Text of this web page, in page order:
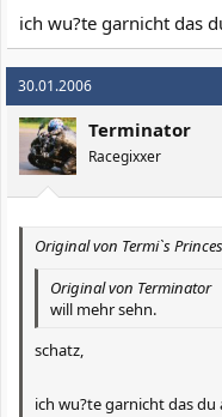
ich wu?te garnicht das
30.01.2006
Terminator
Racegixxer
Original von Termi`s
Original von Terminator
will mehr sehn.
schatz,
ich wu?te garnicht das